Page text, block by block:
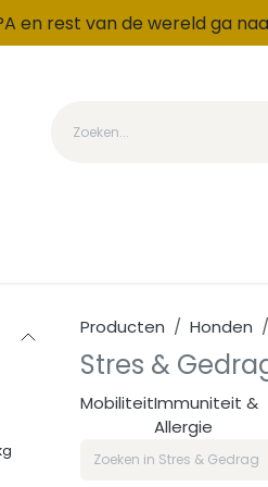
en rest van de wereld ga
Producten Honden
Stres &
MobiliteitImmuniteit &
Allergie